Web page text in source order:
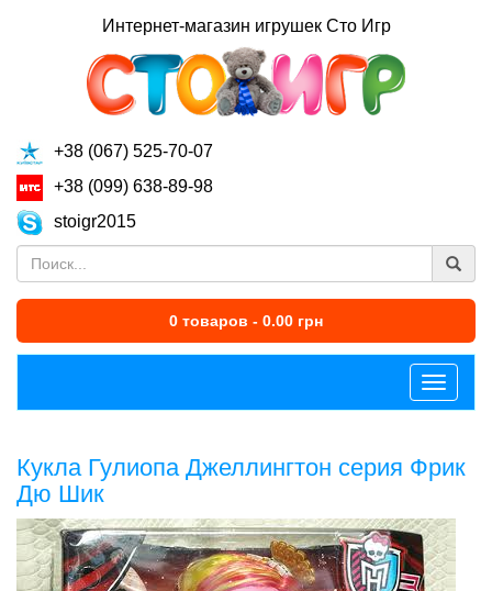
Интернет-магазин игрушек Сто Игр
+38 (067) 525-70-07
+38 (099) 638-89-98
stoigr2015
0 товаров - 0.00 грн
Меню
Кукла Гулиопа Джеллингтон серия Фрик
Дю Шик